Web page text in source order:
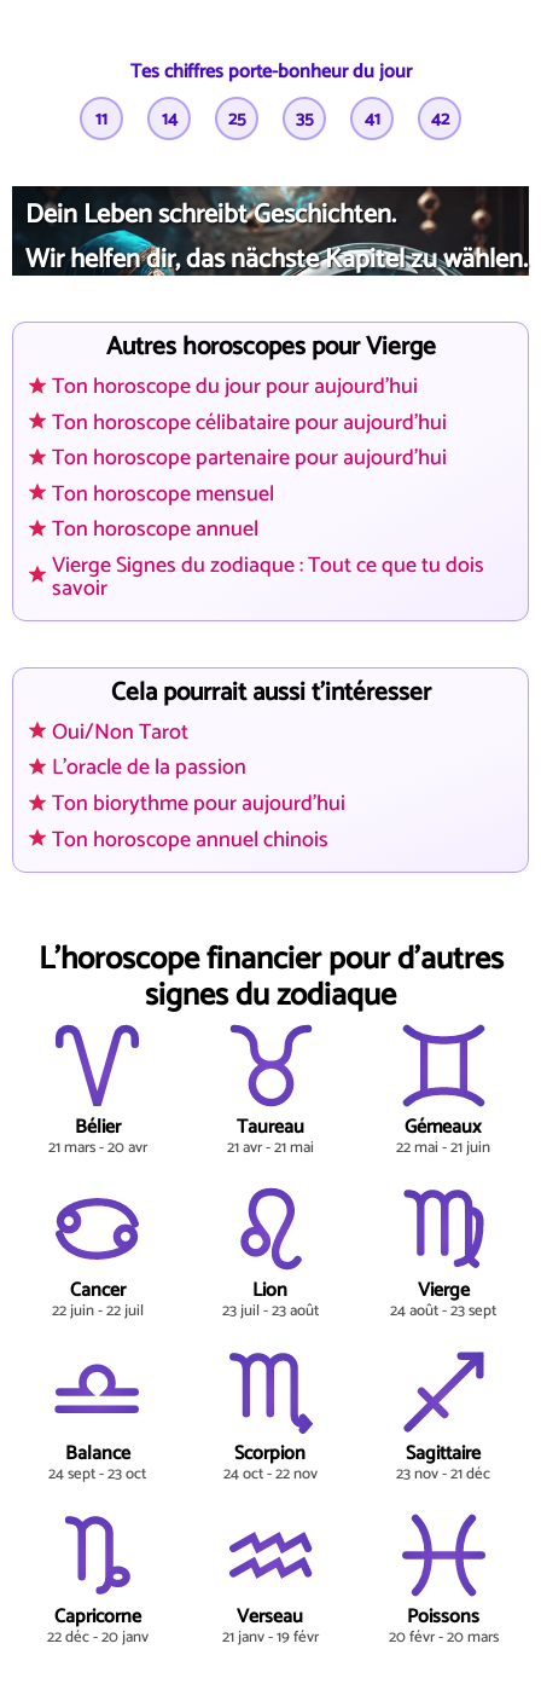
Tes chiffres porte-bonheur du jour
11 14 25 35 41 42
Dein Leben schreibt Geschichten.
Wir helfen dir, das nächste Kapitel zu wählen.
Autres horoscopes pour Vierge
Ton horoscope du jour pour aujourd'hui
Ton horoscope célibataire pour aujourd'hui
Ton horoscope partenaire pour aujourd'hui
Ton horoscope mensuel
Ton horoscope annuel
Vierge Signes du zodiaque : Tout ce que tu dois
savoir
Cela pourrait aussi t'intéresser
Oui/Non Tarot
L'oracle de la passion
Ton biorythme pour aujourd'hui
Ton horoscope annuel chinois
L'horoscope financier pour d'autres
signes du zodiaque
Bélier
21 mars - 20 avr
Taureau
21 avr - 21 mai
Gémeaux
22 mai - 21 juin
Cancer
22 juin - 22 juil
Lion
23 juil - 23 août
Vierge
24 août - 23 sept
Balance
24 sept - 23 oct
Scorpion
24 oct - 22 nov
Sagittaire
23 nov - 21 déc
Capricorne
22 déc - 20 janv
Verseau
21 janv - 19 févr
Poissons
20 févr - 20 mars